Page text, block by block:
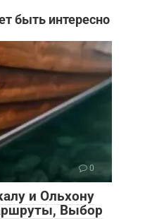
быть интересно
0
и Ольхону
Выбор